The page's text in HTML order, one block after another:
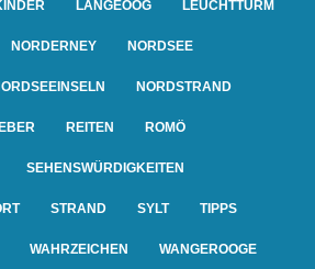
LANGEOOG LEUCHTTURM
NORDERNEY NORDSEE
NORDSTRAND
REITEN ROMÖ
SEHENSWÜRDIGKEITEN
STRAND SYLT TIPPS
WAHRZEICHEN WANGEROOGE